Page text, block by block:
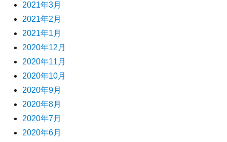
2021年3月
2021年2月
2021年1月
2020年12月
2020年11月
2020年10月
2020年9月
2020年8月
2020年7月
2020年6月